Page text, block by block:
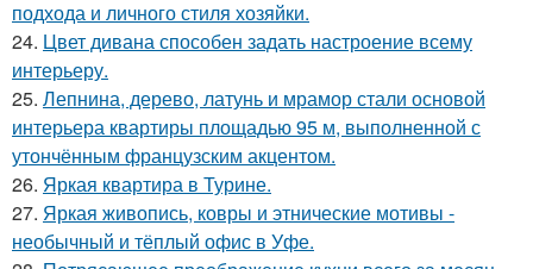
подхода и личного стиля хозяйки.
24. Цвет дивана способен задать настроение всему
интерьеру.
25. Лепнина, дерево, латунь и мрамор стали основой
интерьера квартиры площадью 95 м, выполненной с
утончённым французским акцентом.
26. Яркая квартира в Турине.
27. Яркая живопись, ковры и этнические мотивы -
необычный и тёплый офис в Уфе.